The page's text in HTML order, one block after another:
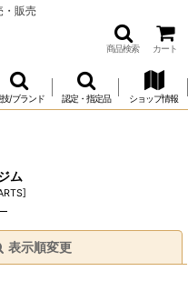
・販売
商品検索 カート
/ブランド 認定・指定品 ショップ情報
ム
]
表示順変更